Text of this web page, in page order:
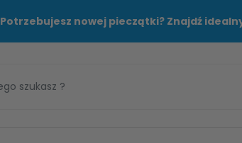
Potrzebujesz nowej pieczątki? Znajdź